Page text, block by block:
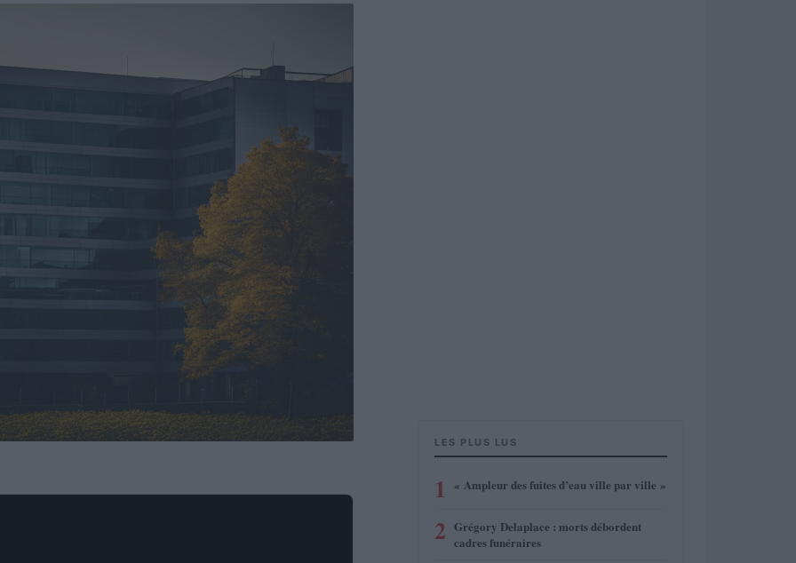
LES PLUS LUS
1 « Ampleur des fuites d’eau ville par ville »
2 Grégory Delaplace : morts débordent
cadres funéraires